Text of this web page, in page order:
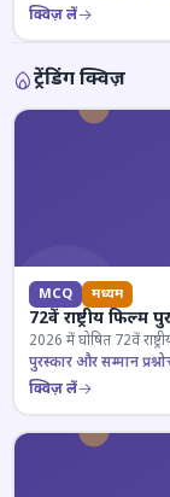
क्विज़ लें
ट्रेंडिंग क्विज़
MCQ मध्यम
72वें राष्ट्रीय फिल्म
2026 में घोषित 72वें
पुरस्कार और सम्मान
क्विज़ लें